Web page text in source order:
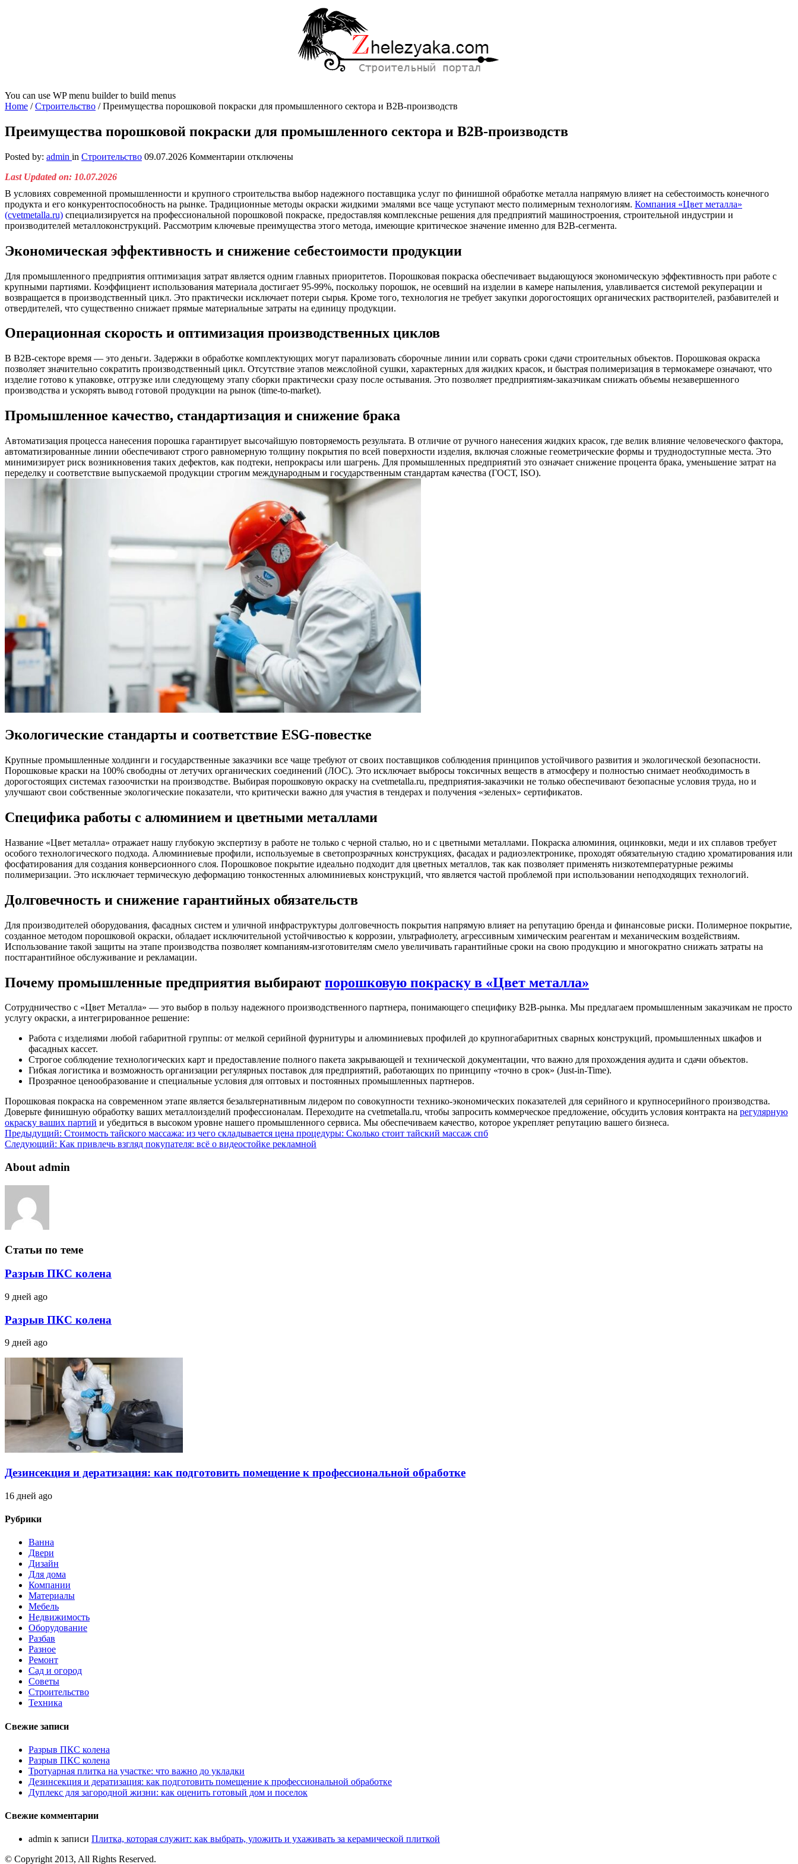
You can use WP menu builder to build menus
Home /Строительство /Преимущества порошковой покраски для промышленного сектора и B2B-производств
Преимущества порошковой покраски для промышленного сектора и B2B-производств
Posted by: admin in Строительство 09.07.2026 Комментарии к
покраски
для
промышленного
сектора
B2B-
отключены
Last Updated on: 10.07.2026
В условиях современной промышленности и крупного строительства выбор надежного поставщика услуг по финишной обработке металла напрямую влияет на себестоимость конечного
продукта и его конкурентоспособность на рынке. Традиционные методы окраски жидкими эмалями все чаще уступают место полимерным технологиям. Компания «Цвет металла»
(cvetmetalla.ru) специализируется на профессиональной порошковой покраске, предоставляя комплексные решения для предприятий машиностроения, строительной индустрии и
производителей металлоконструкций. Рассмотрим ключевые преимущества этого метода, имеющие критическое значение именно для B2B-сегмента.
Экономическая эффективность и снижение себестоимости продукции
Для промышленного предприятия оптимизация затрат является одним главных приоритетов. Порошковая покраска обеспечивает выдающуюся экономическую эффективность при работе с
крупными партиями. Коэффициент использования материала достигает 95-99%, поскольку порошок, не осевший на изделии в камере напыления, улавливается системой рекуперации и
возвращается в производственный цикл. Это практически исключает потери сырья. Кроме того, технология не требует закупки дорогостоящих органических растворителей, разбавителей и
отвердителей, что существенно снижает прямые материальные затраты на единицу продукции.
Операционная скорость и оптимизация производственных циклов
В B2B-секторе время — это деньги. Задержки в обработке комплектующих могут парализовать сборочные линии или сорвать сроки сдачи строительных объектов. Порошковая окраска
позволяет значительно сократить производственный цикл. Отсутствие этапов межслойной сушки, характерных для жидких красок, и быстрая полимеризация в термокамере означают, что
изделие готово к упаковке, отгрузке или следующему этапу сборки практически сразу после остывания. Это позволяет предприятиям-заказчикам снижать объемы незавершенного
производства и ускорять вывод готовой продукции на рынок (time-to-market).
Промышленное качество, стандартизация и снижение брака
Автоматизация процесса нанесения порошка гарантирует высочайшую повторяемость результата. В отличие от ручного нанесения жидких красок, где велик влияние человеческого фактора,
автоматизированные линии обеспечивают строго равномерную толщину покрытия по всей поверхности изделия, включая сложные геометрические формы и труднодоступные места. Это
минимизирует риск возникновения таких дефектов, как подтеки, непрокрасы или шагрень. Для промышленных предприятий это означает снижение процента брака, уменьшение затрат на
переделку и соответствие выпускаемой продукции строгим международным и государственным стандартам качества (ГОСТ, ISO).
Экологические стандарты и соответствие ESG-повестке
Крупные промышленные холдинги и государственные заказчики все чаще требуют от своих поставщиков соблюдения принципов устойчивого развития и экологической безопасности.
Порошковые краски на 100% свободны от летучих органических соединений (ЛОС). Это исключает выбросы токсичных веществ в атмосферу и полностью снимает необходимость в
дорогостоящих системах газоочистки на производстве. Выбирая порошковую окраску на cvetmetalla.ru, предприятия-заказчики не только обеспечивают безопасные условия труда, но и
улучшают свои собственные экологические показатели, что критически важно для участия в тендерах и получения «зеленых» сертификатов.
Специфика работы с алюминием и цветными металлами
Название «Цвет металла» отражает нашу глубокую экспертизу в работе не только с черной сталью, но и с цветными металлами. Покраска алюминия, оцинковки, меди и их сплавов требует
особого технологического подхода. Алюминиевые профили, используемые в светопрозрачных конструкциях, фасадах и радиоэлектронике, проходят обязательную стадию хроматирования или
фосфатирования для создания конверсионного слоя. Порошковое покрытие идеально подходит для цветных металлов, так как позволяет применять низкотемпературные режимы
полимеризации. Это исключает термическую деформацию тонкостенных алюминиевых конструкций, что является частой проблемой при использовании неподходящих технологий.
Долговечность и снижение гарантийных обязательств
Для производителей оборудования, фасадных систем и уличной инфраструктуры долговечность покрытия напрямую влияет на репутацию бренда и финансовые риски. Полимерное покрытие,
созданное методом порошковой окраски, обладает исключительной устойчивостью к коррозии, ультрафиолету, агрессивным химическим реагентам и механическим воздействиям.
Использование такой защиты на этапе производства позволяет компаниям-изготовителям смело увеличивать гарантийные сроки на свою продукцию и многократно снижать затраты на
постгарантийное обслуживание и рекламации.
Почему промышленные предприятия выбирают порошковую покраску в «Цвет металла»
Сотрудничество с «Цвет Металла» — это выбор в пользу надежного производственного партнера, понимающего специфику B2B-рынка. Мы предлагаем промышленным заказчикам не просто
услугу окраски, а интегрированное решение:
Работа с изделиями любой габаритной группы: от мелкой серийной фурнитуры и алюминиевых профилей до крупногабаритных сварных конструкций, промышленных шкафов и
фасадных кассет.
Строгое соблюдение технологических карт и предоставление полного пакета закрывающей и технической документации, что важно для прохождения аудита и сдачи объектов.
Гибкая логистика и возможность организации регулярных поставок для предприятий, работающих по принципу «точно в срок» (Just-in-Time).
Прозрачное ценообразование и специальные условия для оптовых и постоянных промышленных партнеров.
Порошковая покраска на современном этапе является безальтернативным лидером по совокупности технико-экономических показателей для серийного и крупносерийного производства.
Доверьте финишную обработку ваших металлоизделий профессионалам. Переходите на cvetmetalla.ru, чтобы запросить коммерческое предложение, обсудить условия контракта на регулярную
окраску ваших партий и убедиться в высоком уровне нашего промышленного сервиса. Мы обеспечиваем качество, которое укрепляет репутацию вашего бизнеса.
Предыдущий: Стоимость тайского массажа: из чего складывается цена процедуры: Сколько стоит тайский массаж спб
Следующий: Как привлечь взгляд покупателя: всё о видеостойке рекламной
About admin
Статьи по теме
Разрыв ПКС колена
9 дней ago
Разрыв ПКС колена
9 дней ago
Дезинсекция и дератизация: как подготовить помещение к профессиональной обработке
16 дней ago
Рубрики
Ванна
Двери
Дизайн
Для дома
Компании
Материалы
Мебель
Недвижимость
Оборудование
Разбав
Разное
Ремонт
Сад и огород
Советы
Строительство
Техника
Свежие записи
Разрыв ПКС колена
Разрыв ПКС колена
Тротуарная плитка на участке: что важно до укладки
Дезинсекция и дератизация: как подготовить помещение к профессиональной обработке
Дуплекс для загородной жизни: как оценить готовый дом и поселок
Свежие комментарии
admin к записи Плитка, которая служит: как выбрать, уложить и ухаживать за керамической плиткой
© Copyright 2013, All Rights Reserved.